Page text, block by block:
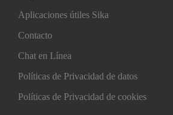
Aplicaciones útiles Sika
Contacto
Chat en Línea
Políticas de Privacidad de datos
Políticas de Privacidad de cookies